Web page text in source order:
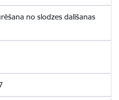
no slodzes dalīšanas